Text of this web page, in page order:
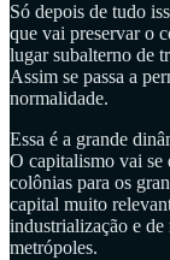
Só depois de tudo
que vai preservar o
lugar subalterno de
Assim se passa a
normalidade.
Essa é a grande
O capitalismo vai se
colônias para os
capital muito
industrialização e de
metrópoles.